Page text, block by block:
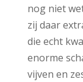
nog niet
zij daar
die echt
enorme
vijven en